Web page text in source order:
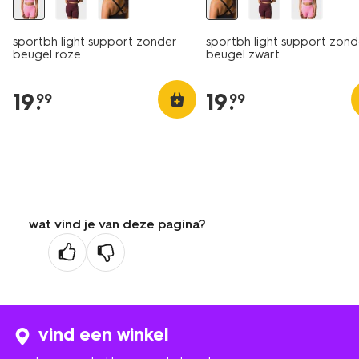
sportbh light support zonder
beugel roze
19.
99
sportbh light support
beugel zwart
19.
99
wat vind je van deze pagina?
vind een winkel